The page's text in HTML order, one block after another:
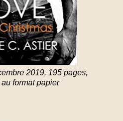
2019, 195 pages,
format papier